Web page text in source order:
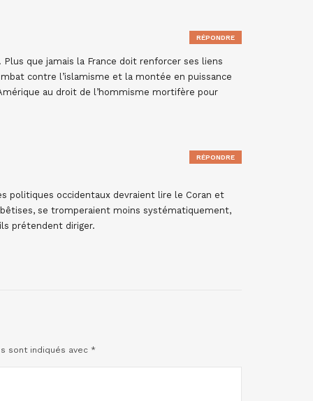
que jamais la France doit renforcer ses liens
contre l’islamisme et la montée en puissance
au droit de l’hommisme mortifère pour
RÉPONDRE
politiques occidentaux devraient lire le Coran et
se tromperaient moins systématiquement,
prétendent diriger.
RÉPONDRE
sont indiqués avec *